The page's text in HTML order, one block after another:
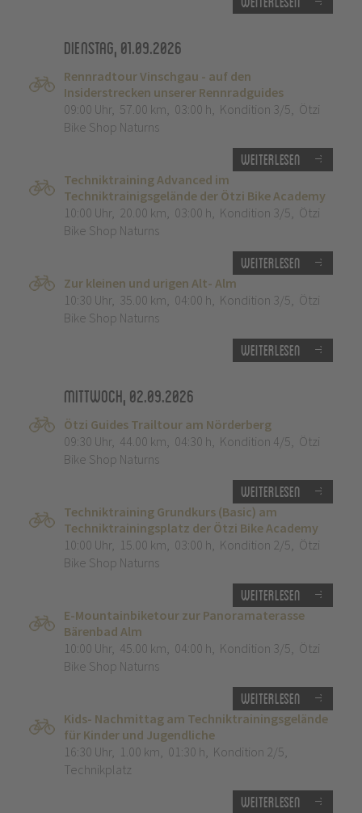
Dienstag, 01.09.2026
Rennradtour Vinschgau - auf den
Insiderstrecken unserer Rennradguides
09:00 Uhr, 57.00 km, 03:00 h, Kondition 3/5, Ötzi
Bike Shop Naturns
Weiterlesen
Techniktraining Advanced im
Techniktrainigsgelände der Ötzi Bike Academy
10:00 Uhr, 20.00 km, 03:00 h, Kondition 3/5, Ötzi
Bike Shop Naturns
Weiterlesen
Zur kleinen und urigen Alt- Alm
10:30 Uhr, 35.00 km, 04:00 h, Kondition 3/5, Ötzi
Bike Shop Naturns
Weiterlesen
Mittwoch, 02.09.2026
Ötzi Guides Trailtour am Nörderberg
09:30 Uhr, 44.00 km, 04:30 h, Kondition 4/5, Ötzi
Bike Shop Naturns
Weiterlesen
Techniktraining Grundkurs (Basic) am
Techniktrainingsplatz der Ötzi Bike Academy
10:00 Uhr, 15.00 km, 03:00 h, Kondition 2/5, Ötzi
Bike Shop Naturns
Weiterlesen
E-Mountainbiketour zur Panoramaterasse
Bärenbad Alm
10:00 Uhr, 45.00 km, 04:00 h, Kondition 3/5, Ötzi
Bike Shop Naturns
Weiterlesen
Kids- Nachmittag am Techniktrainingsgelände
für Kinder und Jugendliche
16:30 Uhr, 1.00 km, 01:30 h, Kondition 2/5,
Technikplatz
Weiterlesen